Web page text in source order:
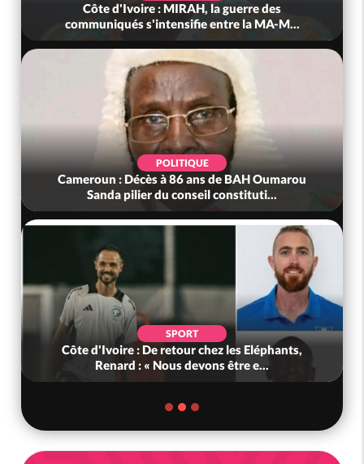
entre la MA-M...
de BAH Oumarou
constituti...
les Eléphants,
être e...
Côte d'Ivoire : Après le pari
anniversaire, Adama
POLITIQUE
Bénin : L'ancien président Patrice
tête du Sénat
POLITIQUE
Ghana : Kenneth Adjei nommé
Défense, Zanetor A-